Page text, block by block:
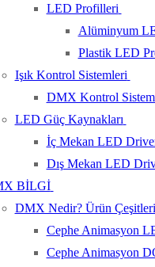
LED Profilleri
Alüminyum
Plastik LED
Işık Kontrol Sistemleri
DMX Kontrol
LED Güç Kaynakları
İç Mekan LED
Dış Mekan LED
BİLGİ
DMX Nedir? Ürün
Cephe Animasyon
Cephe Animasyon